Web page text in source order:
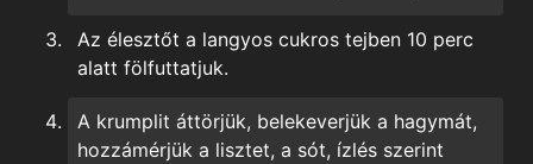
Az élesztőt a langyos cukros tejben 10 perc
alatt fölfuttatjuk.
A krumplit áttörjük, belekeverjük a hagymát,
hozzámérjük a lisztet, a sót, ízlés szerint